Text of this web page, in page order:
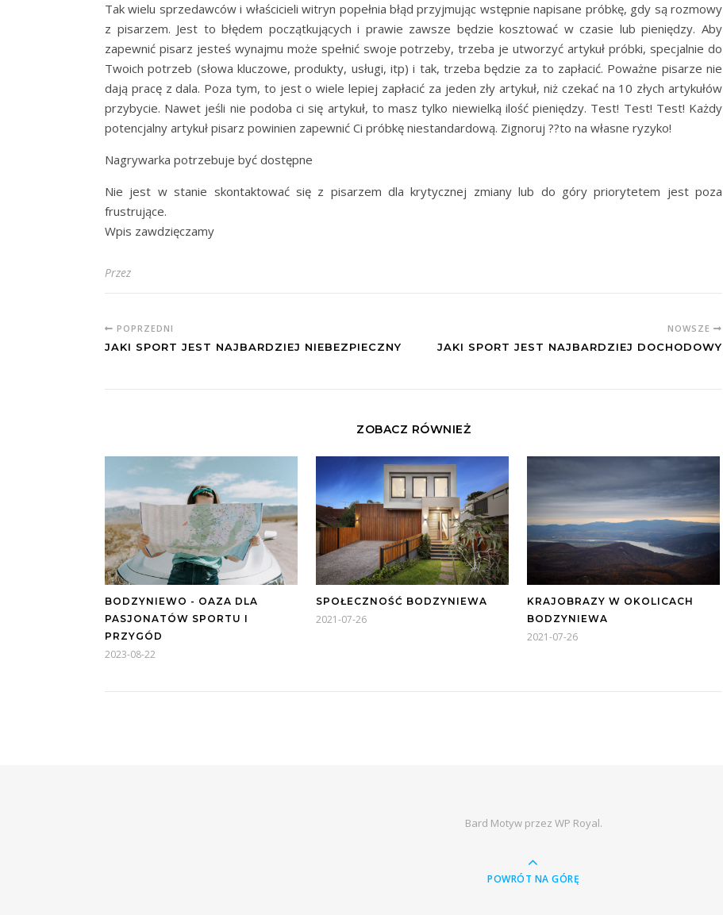
Tak wielu sprzedawców i właścicieli witryn popełnia błąd przyjmując wstępnie napisane próbkę, gdy są rozmowy
z pisarzem. Jest to błędem początkujących i prawie zawsze będzie kosztować w czasie lub pieniędzy. Aby
zapewnić pisarz jesteś wynajmu może spełnić swoje potrzeby, trzeba je utworzyć artykuł próbki, specjalnie do
Twoich potrzeb (słowa kluczowe, produkty, usługi, itp) i tak, trzeba będzie za to zapłacić. Poważne pisarze nie
dają pracę z dala. Poza tym, to jest o wiele lepiej zapłacić za jeden zły artykuł, niż czekać na 10 złych artykułów
przybycie. Nawet jeśli nie podoba ci się artykuł, to masz tylko niewielką ilość pieniędzy. Test! Test! Test! Każdy
potencjalny artykuł pisarz powinien zapewnić Ci próbkę niestandardową. Zignoruj ??to na własne ryzyko!
Nagrywarka potrzebuje być dostępne
Nie jest w stanie skontaktować się z pisarzem dla krytycznej zmiany lub do góry priorytetem jest poza
frustrujące.
Wpis zawdzięczamy
Przez
POPRZEDNI
JAKI SPORT JEST NAJBARDZIEJ NIEBEZPIECZNY
NOWSZE
JAKI SPORT JEST NAJBARDZIEJ DOCHODOWY
ZOBACZ RÓWNIEŻ
BODZYNIEWO - OAZA DLA
PASJONATÓW SPORTU I
PRZYGÓD
2023-08-22
SPOŁECZNOŚĆ BODZYNIEWA
2021-07-26
KRAJOBRAZY W OKOLICACH
BODZYNIEWA
2021-07-26
Bard Motyw przez WP Royal.
POWRÓT NA GÓRĘ